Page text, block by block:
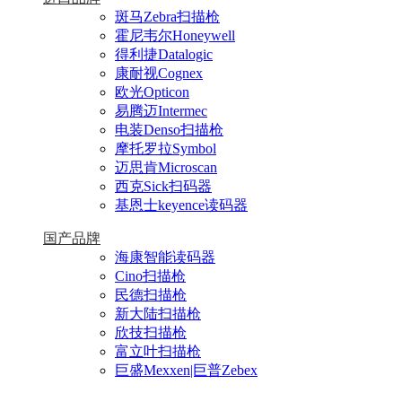
斑马Zebra扫描枪
霍尼韦尔Honeywell
得利捷Datalogic
康耐视Cognex
欧光Opticon
易腾迈Intermec
电装Denso扫描枪
摩托罗拉Symbol
迈思肯Microscan
西克Sick扫码器
基恩士keyence读码器
国产品牌
海康智能读码器
Cino扫描枪
民德扫描枪
新大陆扫描枪
欣技扫描枪
富立叶扫描枪
巨盛Mexxen|巨普Zebex